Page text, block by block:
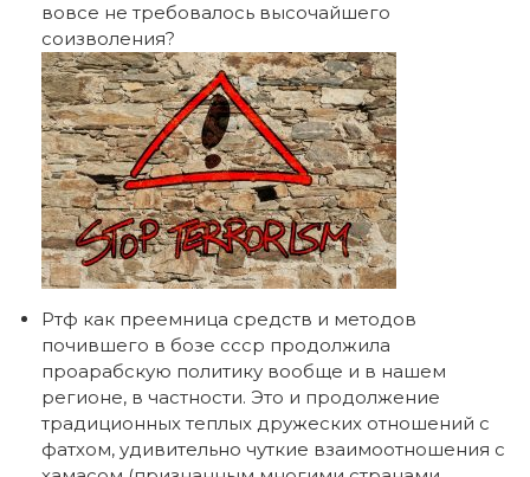
вовсе не требовалось высочайшего
соизволения?
Ртф как преемница средств и методов
почившего в бозе ссср продолжила
проарабскую политику вообще и в нашем
регионе, в частности. Это и продолжение
традиционных теплых дружеских отношений с
фатхом, удивительно чуткие взаимоотношения с